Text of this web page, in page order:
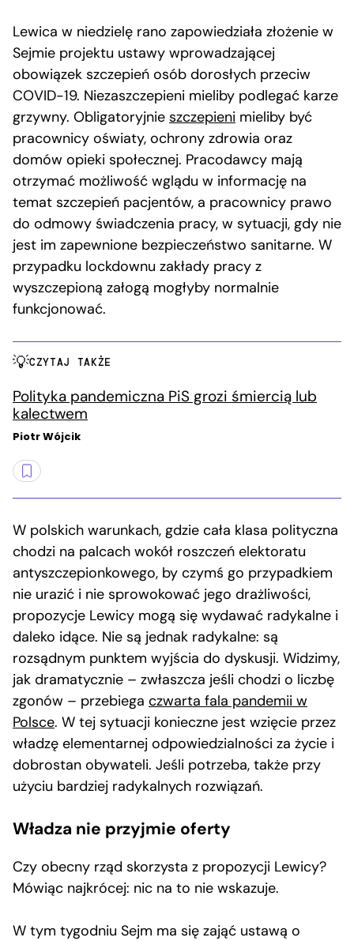
Lewica w niedzielę rano zapowiedziała złożenie w
Sejmie projektu ustawy wprowadzającej
obowiązek szczepień osób dorosłych przeciw
COVID-19. Niezaszczepieni mieliby podlegać karze
grzywny. Obligatoryjnie szczepieni mieliby być
pracownicy oświaty, ochrony zdrowia oraz
domów opieki społecznej. Pracodawcy mają
otrzymać możliwość wglądu w informację na
temat szczepień pacjentów, a pracownicy prawo
do odmowy świadczenia pracy, w sytuacji, gdy nie
jest im zapewnione bezpieczeństwo sanitarne. W
przypadku lockdownu zakłady pracy z
wyszczepioną załogą mogłyby normalnie
funkcjonować.
CZYTAJ TAKŻE
Polityka pandemiczna PiS grozi śmiercią lub
kalectwem
Piotr Wójcik
W polskich warunkach, gdzie cała klasa polityczna
chodzi na palcach wokół roszczeń elektoratu
antyszczepionkowego, by czymś go przypadkiem
nie urazić i nie sprowokować jego drażliwości,
propozycje Lewicy mogą się wydawać radykalne i
daleko idące. Nie są jednak radykalne: są
rozsądnym punktem wyjścia do dyskusji. Widzimy,
jak dramatycznie – zwłaszcza jeśli chodzi o liczbę
zgonów – przebiega czwarta fala pandemii w
Polsce. W tej sytuacji konieczne jest wzięcie przez
władzę elementarnej odpowiedzialności za życie i
dobrostan obywateli. Jeśli potrzeba, także przy
użyciu bardziej radykalnych rozwiązań.
Władza nie przyjmie oferty
Czy obecny rząd skorzysta z propozycji Lewicy?
Mówiąc najkrócej: nic na to nie wskazuje.
W tym tygodniu Sejm ma się zająć ustawą o